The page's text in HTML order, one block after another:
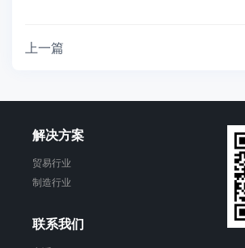
上一篇
解决方案
贸易行业
制造行业
联系我们